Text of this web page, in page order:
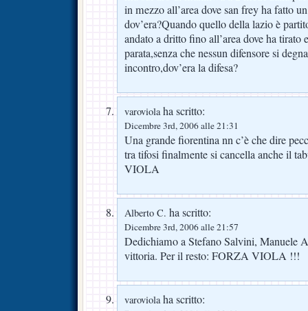
in mezzo all’area dove san frey ha fatto
dov’era?Quando quello della lazio è
andato a dritto fino all’area dove ha tirato
parata,senza che nessun difensore si
incontro,dov’era la difesa?
varoviolaha scritto:
Dicembre 3rd, 2006 alle 21:31
Una grande fiorentina nn c’è che dire
tra tifosi finalmente si cancella anche il
VIOLA
Alberto C. ha scritto:
Dicembre 3rd, 2006 alle 21:57
Dedichiamo a Stefano Salvini, Manuele
vittoria. Per il resto: FORZA VIOLA !!!
varoviolaha scritto: